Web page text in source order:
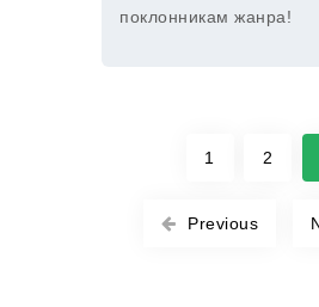
поклонникам жанра!
Previous
1 2